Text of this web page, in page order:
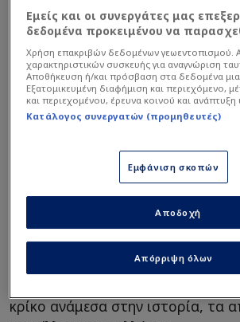
Την ίδια στιγμή, αναβαθμισμένος
προδιαγράφεται ο ρόλος του
νέα εποχή του ΠΑΟΚ. Οι
δώσουν στον εμβληματικό αρχηγό
την επόμενη ημέρα της καριέρας
αποχώρησή του από την ενεργό
όλα δείχνουν πως ο Πορτογάλος
αναλάβει αυξημένες
ένα από τα βασικά πρόσωπα της
διοικητικής δομής. Η παρουσία
κρίκο ανάμεσα στην ιστορία, τα
Εμείς και οι συνεργάτες μας
δεδομένα προκειμένου να
Χρήση επακριβών δεδομένων γεωεντοπισμού.
χαρακτηριστικών συσκευής για αναγνώριση
Αποθήκευση ή/και πρόσβαση στα δεδομένα
Εξατομικευμένη διαφήμιση και περιεχόμενο,
και περιεχομένου, έρευνα κοινού και
Κατάλογος συνεργατών (προμηθευτές)
Εμφάνιση σκοπών
Απόρριψη όλων
Αποδοχή